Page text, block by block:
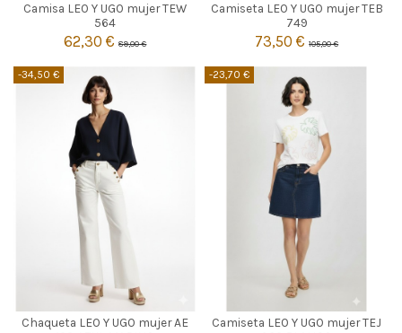
Camisa LEO Y UGO mujer TEW
564
62,30 €89,00 €
 Agotado
Camiseta LEO Y UGO mujer TEB
749
73,50 €105,00 €
5

Añadir al carrito
-34,50 €
Chaqueta LEO Y UGO mujer AE
AZUL MARINO
-23,70 €
Camiseta LEO Y UGO mujer TEJ
BLANCO